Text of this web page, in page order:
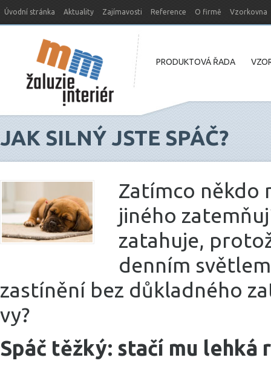
Úvodní stránka Aktuality Zajímavosti Reference O firmě Vzorkovna
PRODUKTOVÁ ŘADA
JAK SILNÝ JSTE SPÁČ?
Zatímco někdo
jiného
zatahuje,
denním
zastínění bez důkladného
vy?
Spáč těžký: stačí mu